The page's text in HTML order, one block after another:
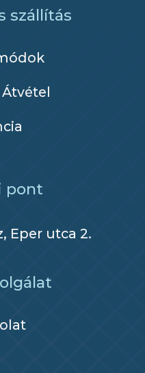
szállítás
pont
Eper utca 2.